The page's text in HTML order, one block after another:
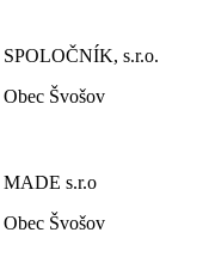
SPOLOČNÍK, s.r.o.
Obec Švošov
MADE s.r.o
Obec Švošov